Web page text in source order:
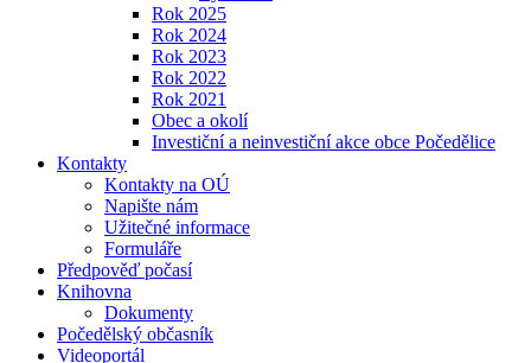
Rok 2025
Rok 2024
Rok 2023
Rok 2022
Rok 2021
Obec a okolí
Investiční a neinvestiční akce obce Počedělice
Kontakty
Kontakty na OÚ
Napište nám
Užitečné informace
Formuláře
Předpověď počasí
Knihovna
Dokumenty
Počedělský občasník
Videoportál